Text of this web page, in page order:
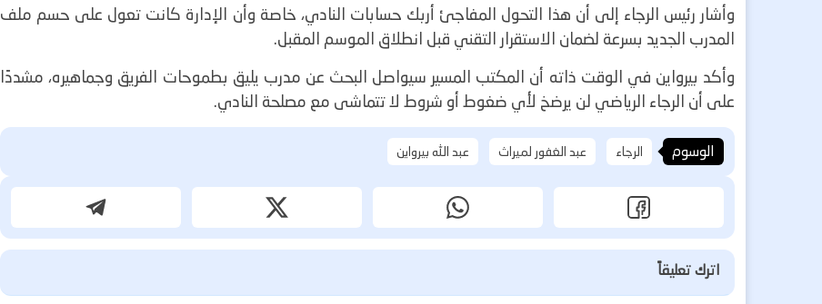
وأشار رئيس الرجاء إلى أن هذا التحول المفاجئ أربك حسابات النادي، خاصة وأن الإدارة كانت تعول على حسم ملف
المدرب الجديد بسرعة لضمان الاستقرار التقني قبل انطلاق الموسم المقبل.
وأكد بيرواين في الوقت ذاته أن المكتب المسير سيواصل البحث عن مدرب يليق بطموحات الفريق وجماهيره، مشددًا
على أن الرجاء الرياضي لن يرضخ لأي ضغوط أو شروط لا تتماشى مع مصلحة النادي.
الوسوم الرجاء عبد الغفور لميراث عبد الله بيرواين
اترك تعليقاً